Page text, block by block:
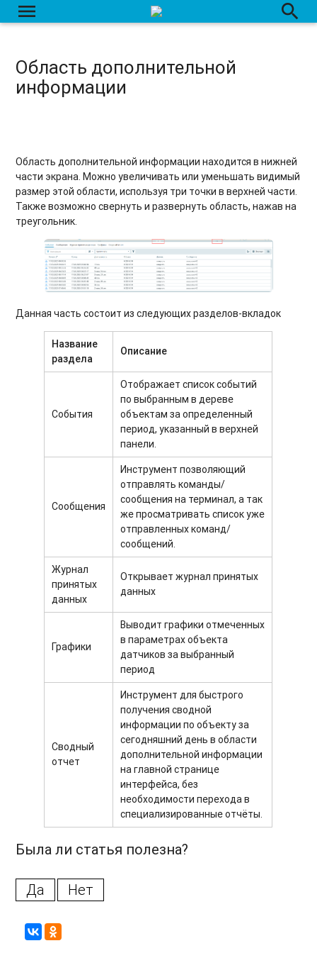
menu search
Область дополнительной
информации
Область дополнительной информации находится в нижней
части экрана. Можно увеличивать или уменьшать видимый
размер этой области, используя три точки в верхней части.
Также возможно свернуть и развернуть область, нажав на
треугольник.
Данная часть состоит из следующих разделов-вкладок
Название
раздела
Описание
События
Отображает список событий
по выбранным в дереве
объектам за определенный
период, указанный в верхней
панели.
Сообщения
Инструмент позволяющий
отправлять команды/
сообщения на терминал, а так
же просматривать список уже
отправленных команд/
сообщений.
Журнал
принятых
данных
Открывает журнал принятых
данных
Графики
Выводит графики отмеченных
в параметрах объекта
датчиков за выбранный
период
Сводный
отчет
Инструмент для быстрого
получения сводной
информации по объекту за
сегодняшний день в области
дополнительной информации
на главной странице
интерфейса, без
необходимости перехода в
специализированные отчёты.
Была ли статья полезна?
Да Нет